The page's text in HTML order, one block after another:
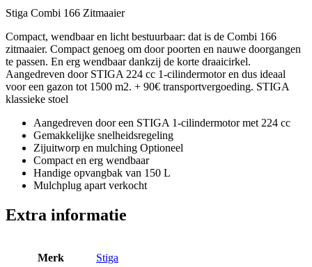
Stiga Combi 166 Zitmaaier
Compact, wendbaar en licht bestuurbaar: dat is de Combi 166
zitmaaier. Compact genoeg om door poorten en nauwe doorgangen
te passen. En erg wendbaar dankzij de korte draaicirkel.
Aangedreven door STIGA 224 cc 1-cilindermotor en dus ideaal
voor een gazon tot 1500 m2. + 90€ transportvergoeding. STIGA
klassieke stoel
Aangedreven door een STIGA 1-cilindermotor met 224 cc
Gemakkelijke snelheidsregeling
Zijuitworp en mulching Optioneel
Compact en erg wendbaar
Handige opvangbak van 150 L
Mulchplug apart verkocht
Extra informatie
Merk Stiga